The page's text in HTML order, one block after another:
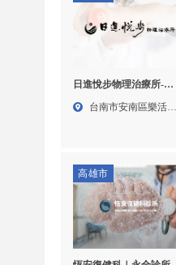
日進悅步物理治療所-物
理治療,徒手治療,台南物
台南市安南區樂活十
高雄市